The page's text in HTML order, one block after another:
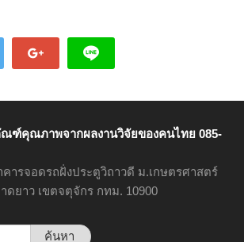
ณฑ์คุณภาพจากผลงานวิจัยของคนไทย 085-
คารจอดรถฝั่งประตูวิถาวดี ม.เกษตรศาสตร์
ดยาว เขตจตุจักร กทม. 10900